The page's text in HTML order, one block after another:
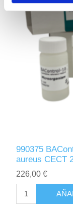
990375
aureus CECT
226,00 €